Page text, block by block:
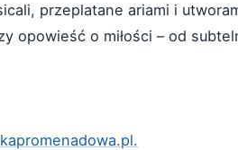
przeplatane ariami i
opowieść o miłości – od